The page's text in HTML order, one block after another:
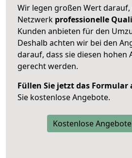
Wir legen großen Wert darauf,
Netzwerk professionelle
Kunden anbieten für den
Deshalb achten wir bei den
darauf, dass sie diesen hohen
gerecht werden.
Füllen Sie jetzt das Formular
Sie kostenlose Angebote.
Kostenlose